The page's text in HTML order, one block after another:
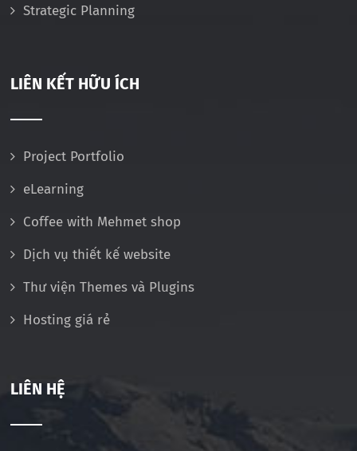
Strategic Planning
LIÊN KẾT HỮU ÍCH
Project Portfolio
eLearning
Coffee with Mehmet shop
Dịch vụ thiết kế website
Thư viện Themes và Plugins
Hosting giá rẻ
LIÊN HỆ